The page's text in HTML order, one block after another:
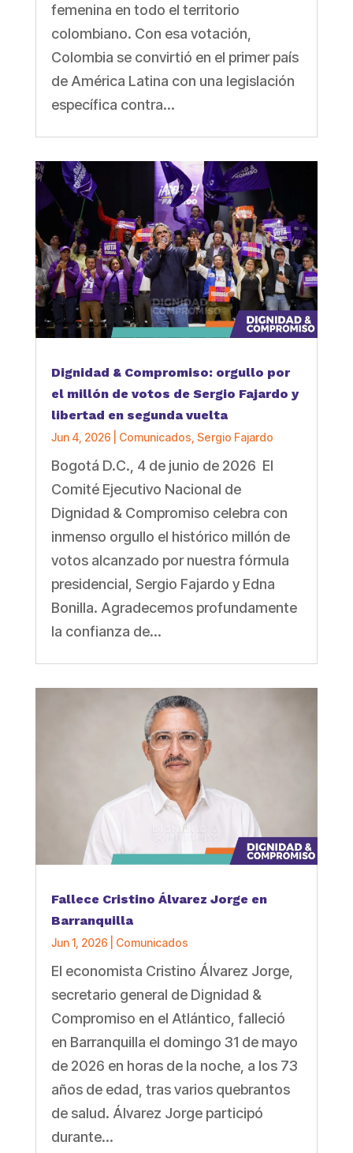
femenina en todo el territorio
colombiano. Con esa votación,
Colombia se convirtió en el primer país
de América Latina con una legislación
específica contra...
Dignidad & Compromiso: orgullo por
el millón de votos de Sergio Fajardo y
libertad en segunda vuelta
Jun 4, 2026 Comunicados Sergio Fajardo
Bogotá D.C., 4 de junio de 2026 El
Comité Ejecutivo Nacional de
Dignidad & Compromiso celebra con
inmenso orgullo el histórico millón de
votos alcanzado por nuestra fórmula
presidencial, Sergio Fajardo y Edna
Bonilla. Agradecemos profundamente
la confianza de...
Fallece Cristino Álvarez Jorge en
Barranquilla
Jun 1, 2026 Comunicados
El economista Cristino Álvarez Jorge,
secretario general de Dignidad &
Compromiso en el Atlántico, falleció
en Barranquilla el domingo 31 de mayo
de 2026 en horas de la noche, a los 73
años de edad, tras varios quebrantos
de salud. Álvarez Jorge participó
durante...